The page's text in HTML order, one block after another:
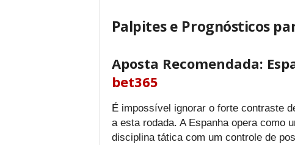
Palpites e Prognósticos
Aposta Recomendada:
bet365
É impossível ignorar o forte contraste
a esta rodada. A Espanha opera como
disciplina tática com um controle de